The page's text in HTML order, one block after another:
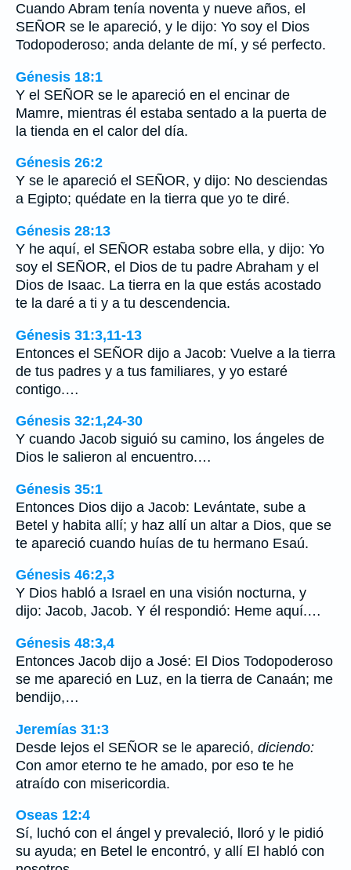
Cuando Abram tenía noventa y nueve años, el
SEÑOR se le apareció, y le dijo: Yo soy el Dios
Todopoderoso; anda delante de mí, y sé perfecto.
Génesis 18:1
Y el SEÑOR se le apareció en el encinar de
Mamre, mientras él estaba sentado a la puerta de
la tienda en el calor del día.
Génesis 26:2
Y se le apareció el SEÑOR, y dijo: No desciendas
a Egipto; quédate en la tierra que yo te diré.
Génesis 28:13
Y he aquí, el SEÑOR estaba sobre ella, y dijo: Yo
soy el SEÑOR, el Dios de tu padre Abraham y el
Dios de Isaac. La tierra en la que estás acostado
te la daré a ti y a tu descendencia.
Génesis 31:3,11-13
Entonces el SEÑOR dijo a Jacob: Vuelve a la tierra
de tus padres y a tus familiares, y yo estaré
contigo.…
Génesis 32:1,24-30
Y cuando Jacob siguió su camino, los ángeles de
Dios le salieron al encuentro.…
Génesis 35:1
Entonces Dios dijo a Jacob: Levántate, sube a
Betel y habita allí; y haz allí un altar a Dios, que se
te apareció cuando huías de tu hermano Esaú.
Génesis 46:2,3
Y Dios habló a Israel en una visión nocturna, y
dijo: Jacob, Jacob. Y él respondió: Heme aquí.…
Génesis 48:3,4
Entonces Jacob dijo a José: El Dios Todopoderoso
se me apareció en Luz, en la tierra de Canaán; me
bendijo,…
Jeremías 31:3
Desde lejos el SEÑOR se le apareció, diciendo:
Con amor eterno te he amado, por eso te he
atraído con misericordia.
Oseas 12:4
Sí, luchó con el ángel y prevaleció, lloró y le pidió
su ayuda; en Betel le encontró, y allí El habló con